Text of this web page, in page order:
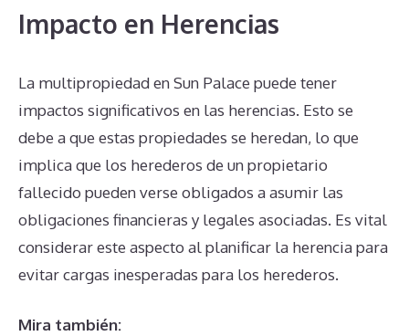
Impacto en Herencias
La multipropiedad en Sun Palace puede tener
impactos significativos en las herencias. Esto se
debe a que estas propiedades se heredan, lo que
implica que los herederos de un propietario
fallecido pueden verse obligados a asumir las
obligaciones financieras y legales asociadas. Es vital
considerar este aspecto al planificar la herencia para
evitar cargas inesperadas para los herederos.
Mira también: